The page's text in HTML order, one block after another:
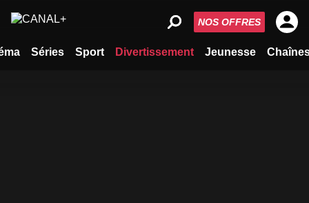
Séries Sport Divertissement Jeunesse
NOS OFFRES